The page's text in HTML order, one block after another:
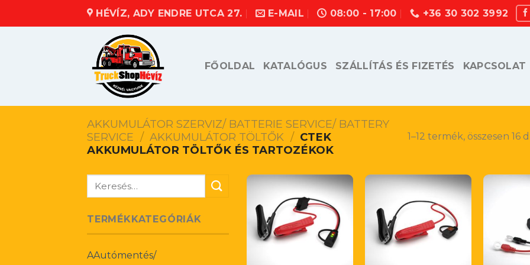
HÉVÍZ, ADY ENDRE UTCA 27. E-MAIL 08:00 - 17:00 +36 30 302 3992
FŐOLDAL KATALÓGUS SZÁLLÍTÁS ÉS FIZETÉS KAPCSOLAT
AKKUMULÁTOR SZERVIZ/ BATTERIE SERVICE/ BATTERY
SERVICE / AKKUMULÁTOR TÖLTŐK / CTEK
AKKUMULÁTOR TÖLTŐK ÉS TARTOZÉKOK
1–12 termék, összesen 16
Keresés
TERMÉKKATEGÓRIÁK
AAutómentés/